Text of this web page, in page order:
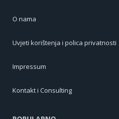
O nama
Uvjeti korištenja i polica privatnosti
Impressum
Kontakt i Consulting